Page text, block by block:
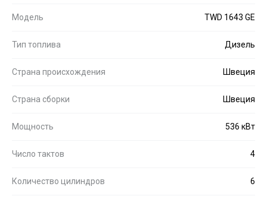
Модель TWD 1643 GE
Тип топлива Дизель
Страна происхождения Швеция
Страна сборки Швеция
Мощность 536 кВт
Число тактов 4
Количество цилиндров 6